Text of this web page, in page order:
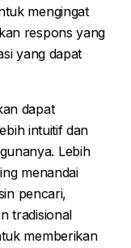
mengingat
respons yang
yang dapat
dapat
intuitif dan
Lebih
menandai
pencari,
tradisional
memberikan